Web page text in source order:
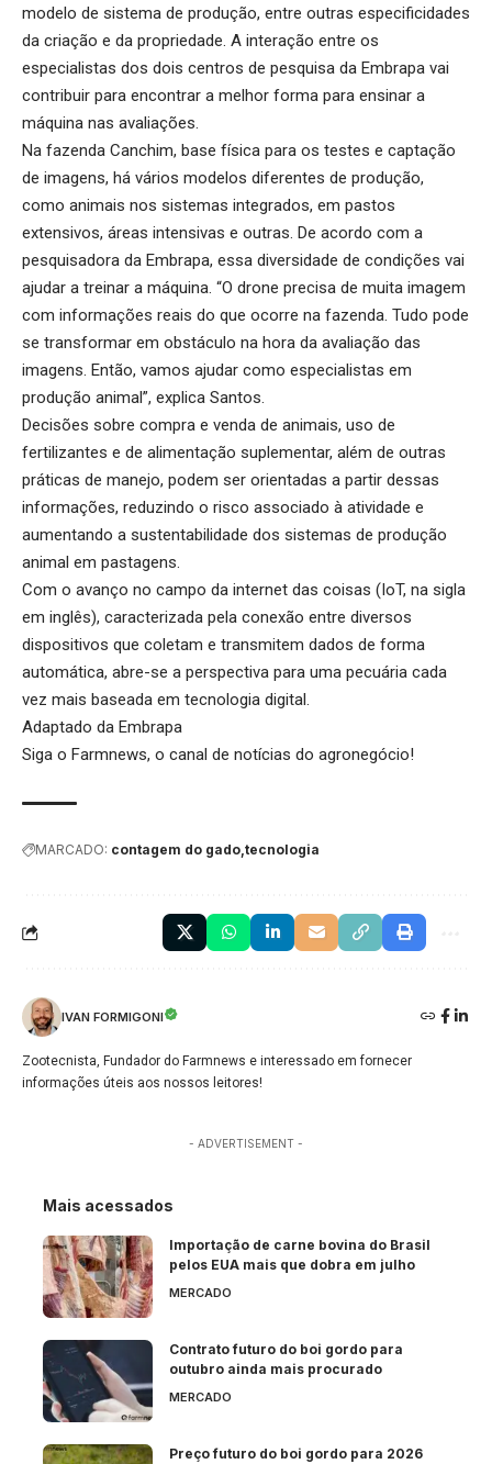
modelo de sistema de produção, entre outras especificidades
da criação e da propriedade. A interação entre os
especialistas dos dois centros de pesquisa da Embrapa vai
contribuir para encontrar a melhor forma para ensinar a
máquina nas avaliações.
Na fazenda Canchim, base física para os testes e captação
de imagens, há vários modelos diferentes de produção,
como animais nos sistemas integrados, em pastos
extensivos, áreas intensivas e outras. De acordo com a
pesquisadora da Embrapa, essa diversidade de condições vai
ajudar a treinar a máquina. “O drone precisa de muita imagem
com informações reais do que ocorre na fazenda. Tudo pode
se transformar em obstáculo na hora da avaliação das
imagens. Então, vamos ajudar como especialistas em
produção animal”, explica Santos.
Decisões sobre compra e venda de animais, uso de
fertilizantes e de alimentação suplementar, além de outras
práticas de manejo, podem ser orientadas a partir dessas
informações, reduzindo o risco associado à atividade e
aumentando a sustentabilidade dos sistemas de produção
animal em pastagens.
Com o avanço no campo da internet das coisas (IoT, na sigla
em inglês), caracterizada pela conexão entre diversos
dispositivos que coletam e transmitem dados de forma
automática, abre-se a perspectiva para uma pecuária cada
vez mais baseada em tecnologia digital.
Adaptado da Embrapa
Siga o Farmnews, o canal de notícias do agronegócio!
MARCADO: contagem do gado tecnologia
IVAN FORMIGONI
Zootecnista, Fundador do Farmnews e interessado em fornecer
informações úteis aos nossos leitores!
- ADVERTISEMENT -
Mais acessados
Importação de carne bovina do Brasil
pelos EUA mais que dobra em julho
MERCADO
Contrato futuro do boi gordo para
outubro ainda mais procurado
MERCADO
Preço futuro do boi gordo para 2026